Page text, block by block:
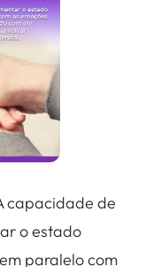
capacidade de
o estado
paralelo com